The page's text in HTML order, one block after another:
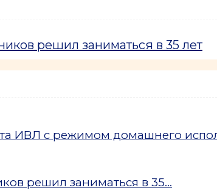
решил заниматься в 35 лет
ИВЛ с режимом домашнего
решил заниматься в 35...